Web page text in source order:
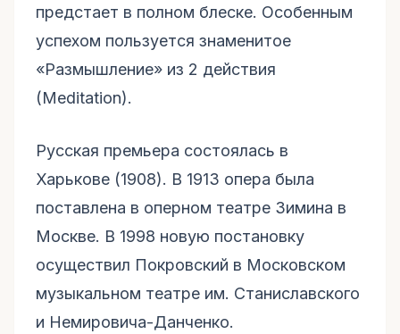
предстает в полном блеске. Особенным
успехом пользуется знаменитое
«Размышление» из 2 действия
(Meditation).
Русская премьера состоялась в
Харькове (1908). В 1913 опера была
поставлена в оперном театре Зимина в
Москве. В 1998 новую постановку
осуществил Покровский в Московском
музыкальном театре им. Станиславского
и Немировича-Данченко.